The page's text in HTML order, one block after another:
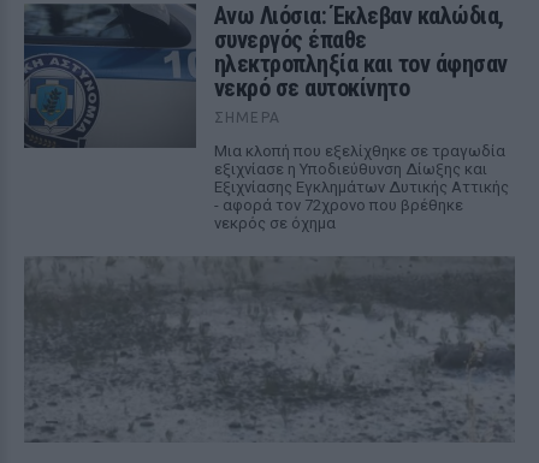
Ανω Λιόσια: Έκλεβαν καλώδια,
συνεργός έπαθε
ηλεκτροπληξία και τον άφησαν
νεκρό σε αυτοκίνητο
ΣΉΜΕΡΑ
Μια κλοπή που εξελίχθηκε σε τραγωδία
εξιχνίασε η Υποδιεύθυνση Δίωξης και
Εξιχνίασης Εγκλημάτων Δυτικής Αττικής
- αφορά τον 72χρονο που βρέθηκε
νεκρός σε όχημα